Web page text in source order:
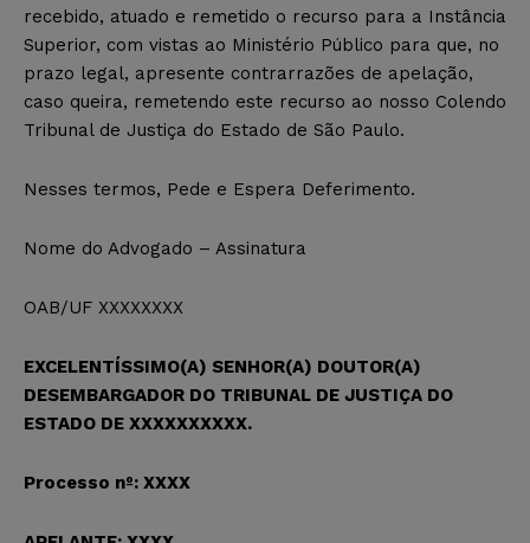
recebido, atuado e remetido o recurso para a Instância
Superior, com vistas ao Ministério Público para que, no
prazo legal, apresente contrarrazões de apelação,
caso queira, remetendo este recurso ao nosso Colendo
Tribunal de Justiça do Estado de São Paulo.
Nesses termos, Pede e Espera Deferimento.
Nome do Advogado – Assinatura
OAB/UF XXXXXXXX
EXCELENTÍSSIMO(A) SENHOR(A) DOUTOR(A)
DESEMBARGADOR DO TRIBUNAL DE JUSTIÇA DO
ESTADO DE XXXXXXXXXX.
Processo nº: XXXX